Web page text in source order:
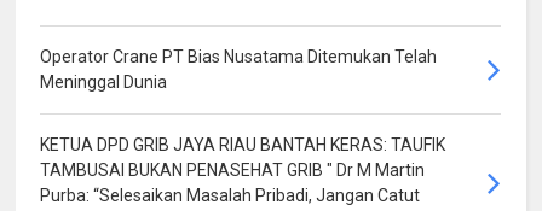
Operator Crane PT Bias Nusatama Ditemukan Telah
Meninggal Dunia
KETUA DPD GRIB JAYA RIAU BANTAH KERAS: TAUFIK
TAMBUSAI BUKAN PENASEHAT GRIB " Dr M Martin
Purba: “Selesaikan Masalah Pribadi, Jangan Catut